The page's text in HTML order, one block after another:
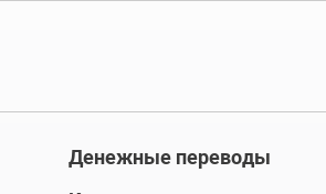
Денежные переводы